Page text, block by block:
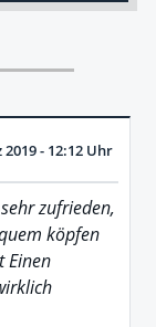
- 12:12 Uhr
zufrieden,
köpfen
Einen